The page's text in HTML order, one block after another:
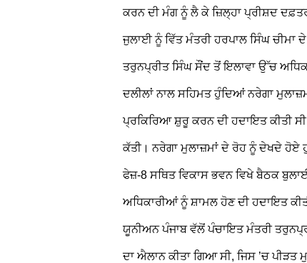
ਕਰਨ ਦੀ ਮੰਗ ਨੂੰ ਲੈ ਕੇ ਜ਼ਿਲ੍ਹਾ ਪ੍ਰੀਸ਼ਦ
ਜੁਲਾਈ ਨੂੰ ਵਿੱਤ ਮੰਤਰੀ ਹਰਪਾਲ ਸਿੰਘ
ਤਰੁਨਪ੍ਰੀਤ ਸਿੰਘ ਸੌਂਦ ਤੋਂ ਇਲਾਵਾ ਉੱਚ
ਦਲੀਲਾਂ ਨਾਲ ਸਹਿਮਤ ਹੁੰਦਿਆਂ ਨਰੇਗਾ
ਪ੍ਰਕਿਰਿਆ ਸ਼ੁਰੂ ਕਰਨ ਦੀ ਹਦਾਇਤ ਕੀਤੀ
ਕੱਤੀ। ਨਰੇਗਾ ਮੁਲਾਜ਼ਮਾਂ ਦੇ ਰੋਹ ਨੂੰ ਦੇਖਦੇ ਹੋਏ
ਫੇਜ਼-8 ਸਥਿਤਵਿਕਾਸ ਭਵਨਵਿਖੇ ਬੈਠਕ
ਅਧਿਕਾਰੀਆਂ ਨੂੰ ਸ਼ਾਮਲ ਹੋਣ ਦੀ ਹਦਾਇਤ
ਯੂਨੀਅਨ ਪੰਜਾਬ ਵੱਲੋਂ ਪੰਚਾਇਤ ਮੰਤਰੀ
ਦਾ ਐਲਾਨ ਕੀਤਾ ਗਿਆ ਸੀ, ਜਿਸ ’ਚ